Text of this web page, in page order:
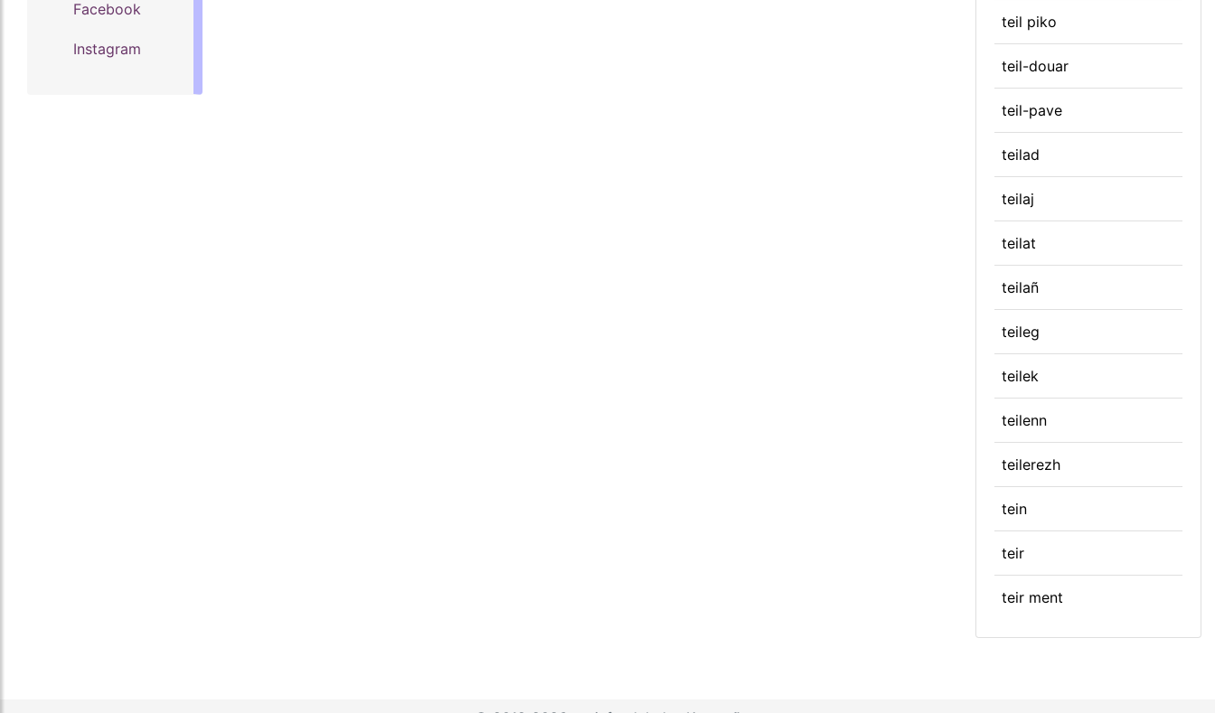
Facebook
Instagram
teil piko
teil-douar
teil-pave
teilad
teilaj
teilat
teilañ
teileg
teilek
teilenn
teilerezh
tein
teir
teir ment